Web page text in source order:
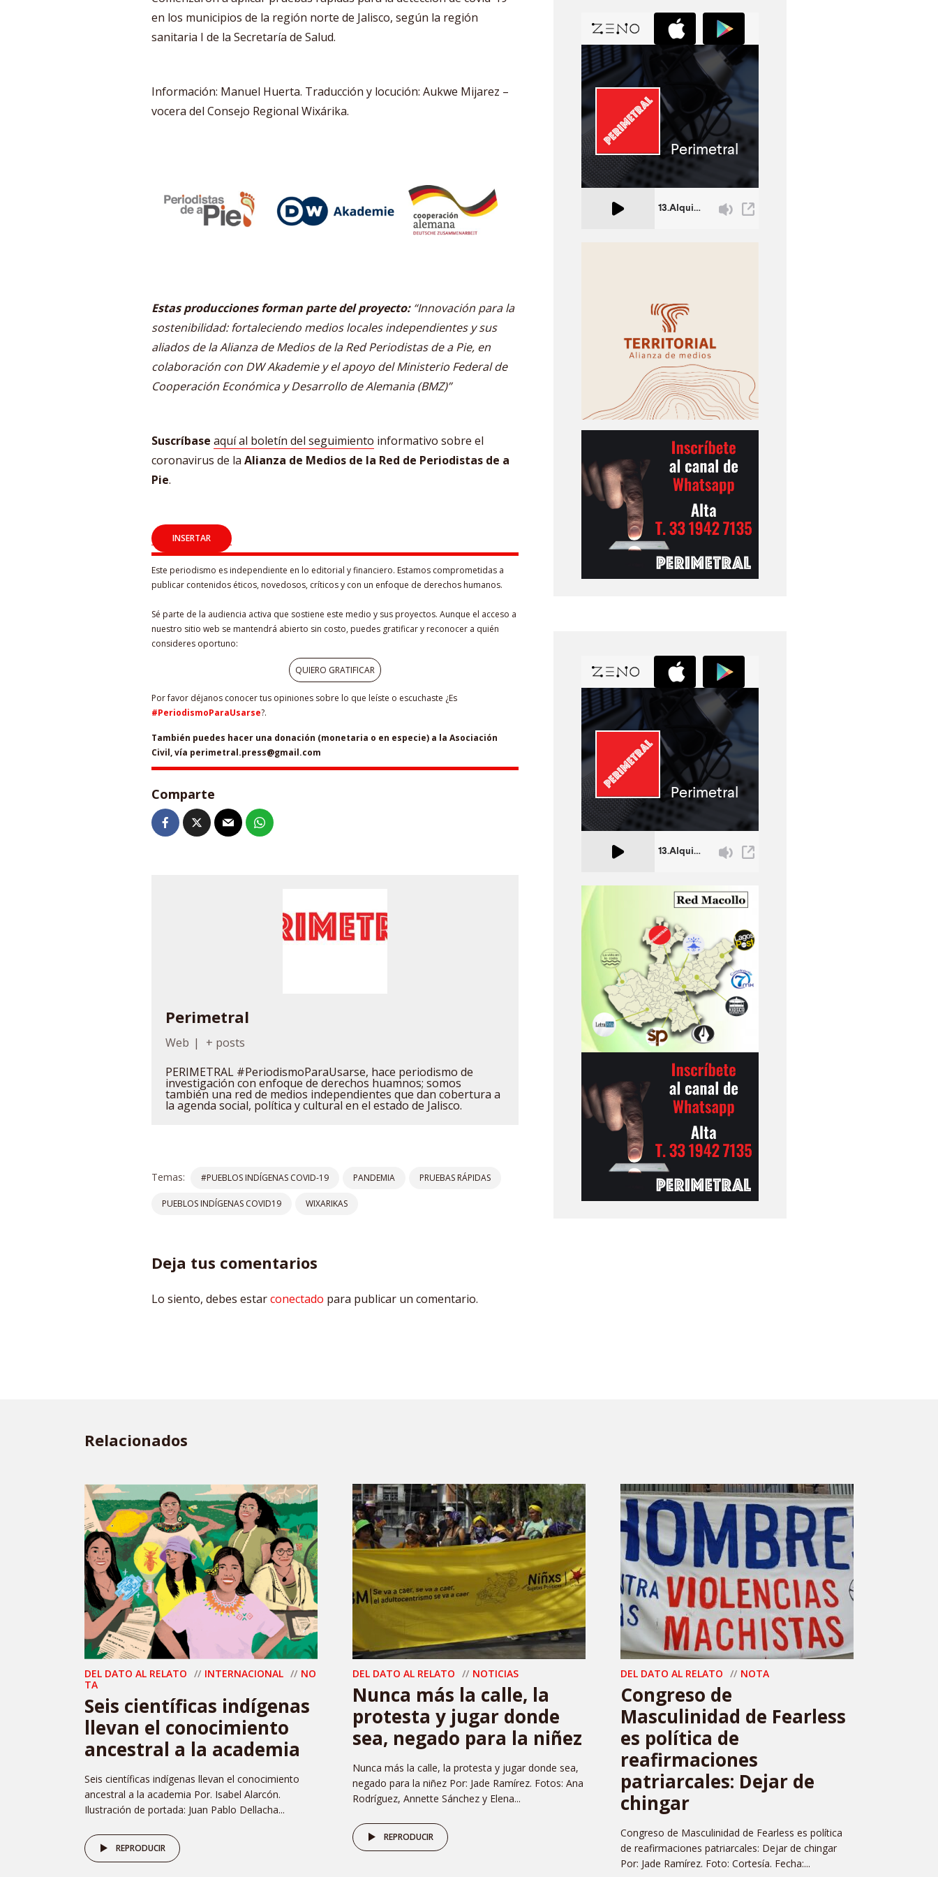
en los municipios de la región norte de Jalisco, según la región
sanitaria I de la Secretaría de Salud.
Información: Manuel Huerta. Traducción y locución: Aukwe Mijarez –
vocera del Consejo Regional Wixárika.
Estas producciones forman parte del proyecto: “Innovación para la
sostenibilidad: fortaleciendo medios locales independientes y sus
aliados de la Alianza de Medios de la Red Periodistas de a Pie, en
colaboración con DW Akademie y el apoyo del Ministerio Federal de
Cooperación Económica y Desarrollo de Alemania (BMZ)”
Suscríbase aquí al boletín del seguimiento informativo sobre el
coronavirus de la Alianza de Medios de la Red de Periodistas de a
Pie.
Este periodismo es independiente en lo editorial y financiero. Estamos comprometidas a
publicar contenidos éticos, novedosos, críticos y con un enfoque de derechos humanos.
Sé parte de la audiencia activa que sostiene este medio y sus proyectos. Aunque el acceso a
nuestro sitio web se mantendrá abierto sin costo, puedes gratificar y reconocer a quién
consideres oportuno:
QUIERO GRATIFICAR
Por favor déjanos conocer tus opiniones sobre lo que leíste o escuchaste ¿Es
#PeriodismoParaUsarse?.
También puedes hacer una donación (monetaria o en especie) a la Asociación
Civil, vía perimetral.press@gmail.com
Comparte
Perimetral
Web |
+ posts
PERIMETRAL #PeriodismoParaUsarse, hace periodismo de
investigación con enfoque de derechos huamnos; somos
también una red de medios independientes que dan cobertura a
la agenda social, política y cultural en el estado de Jalisco.
Temas: #PUEBLOS INDÍGENAS COVID-19 PANDEMIA PRUEBAS RÁPIDAS
PUEBLOS INDÍGENAS COVID19 WIXARIKAS
Deja tus comentarios
Lo siento, debes estarconectado para publicar un comentario.
Relacionados
DEL DATO AL RELATO INTERNACIONAL
NO
TA
Seis científicas indígenas
llevan el conocimiento
ancestral a la academia
Seis científicas indígenas llevan el conocimiento
ancestral a la academia Por. Isabel Alarcón.
Ilustración de portada: Juan Pablo Dellacha...
REPRODUCIR
DEL DATO AL RELATO NOTICIAS
Nunca más la calle, la
protesta y jugar donde
sea, negado para la niñez
Nunca más la calle, la protesta y jugar donde sea,
negado para la niñez Por: Jade Ramírez. Fotos: Ana
Rodríguez, Annette Sánchez y Elena...
REPRODUCIR
DEL DATO AL RELATO NOTA
Congreso de
Masculinidad de Fearless
es política de
reafirmaciones
patriarcales: Dejar de
chingar
Congreso de Masculinidad de Fearless es política
de reafirmaciones patriarcales: Dejar de chingar
Por: Jade Ramírez. Foto: Cortesía. Fecha:...